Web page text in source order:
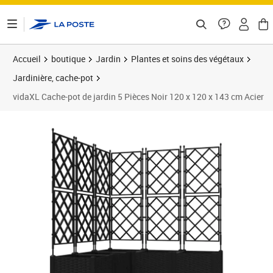
Accueil boutique Jardin
Plantes et soins des végétaux
Jardinière, cache-pot
vidaXL Cache-pot de jardin 5 Pièces Noir 120 x 120 x 143 cm Acier